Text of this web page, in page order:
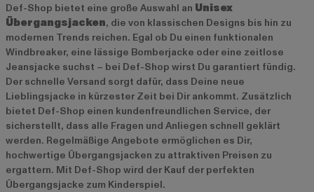
Def-Shop bietet eine große Auswahl an Unisex
Übergangsjacken, die von klassischen Designs bis hin zu
modernen Trends reichen. Egal ob Du einen funktionalen
Windbreaker, eine lässige Bomberjacke oder eine zeitlose
Jeansjacke suchst – bei Def-Shop wirst Du garantiert fündig.
Der schnelle Versand sorgt dafür, dass Deine neue
Lieblingsjacke in kürzester Zeit bei Dir ankommt. Zusätzlich
bietet Def-Shop einen kundenfreundlichen Service, der
sicherstellt, dass alle Fragen und Anliegen schnell geklärt
werden. Regelmäßige Angebote ermöglichen es Dir,
hochwertige Übergangsjacken zu attraktiven Preisen zu
ergattern. Mit Def-Shop wird der Kauf der perfekten
Übergangsjacke zum Kinderspiel.